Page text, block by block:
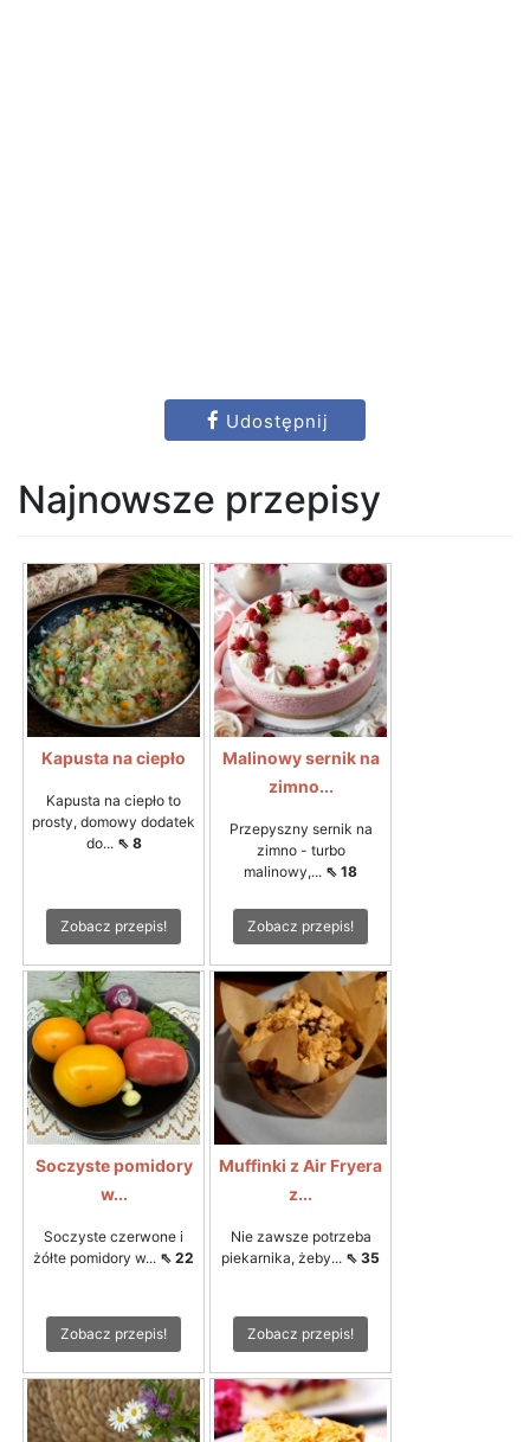
Udostępnij
Najnowsze przepisy
Kapusta na ciepło
Kapusta na ciepło to
prosty, domowy dodatek
do... ⇖ 8
Zobacz przepis!
Malinowy sernik na
zimno...
Przepyszny sernik na
zimno - turbo
malinowy,... ⇖ 18
Zobacz przepis!
Soczyste pomidory
w...
Soczyste czerwone i
żółte pomidory w... ⇖ 22
Zobacz przepis!
Muffinki z Air Fryera
z...
Nie zawsze potrzeba
piekarnika, żeby... ⇖ 35
Zobacz przepis!